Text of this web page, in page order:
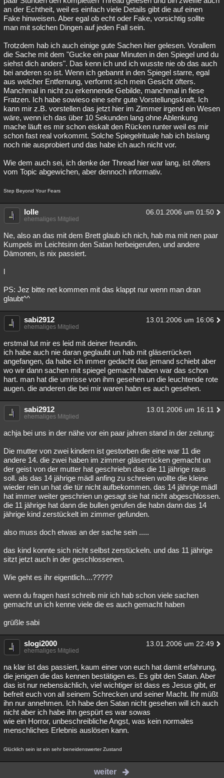
an der Echtheit, weil es einfach viele Details gibt die auf einen
Fake hinweisen. Aber egal ob echt oder Fake, vorsichtig sollte
man mit solchen Dingen auf jeden Fall sein.
Trotzdem hab ich auch einige gute Sachen hier gelesen. Vorallem
die Sache mit dem "Gucke ein paar Minuten in den Spiegel und du
siehst dich anders". Das kenn ich und ich wusste nie ob das auch
bei anderen so ist. Wenn ich gebannt in den Spiegel starre, egal
aus welcher Entfernung, verformt sich mein Gesicht öfters.
Manchmal in nicht zu erkennende Gebilde, manchmal in fiese
Fratzen. Ich habe sowieso eine sehr gute Vorstellungskraft. Ich
kann mir z.B. vorstellen das jetzt hier im Zimmer irgend ein Wesen
wäre, wenn ich das über 10 Sekunden lang ohne Ablenkung
mache läuft es mir schon eiskalt den Rücken runter weil es mir
schon fast real vorkommt. Solche Spiegelrituale hab ich bislang
noch nie ausprobiert und das habe ich auch nicht vor.
Wie dem auch sei, ich denke der Thread hier war lang, ist öfters
vom Topic abgewichen, aber dennoch informativ.
Step Beyond Your Fears
lolle 06.01.2006 um 01:50
ehemaliges Mitglied
Ne, also an das mit dem Brett glaub ich nich, hab ma mit nen paar
Kumpels im Leichtsinn den Satan herbeigerufen, und andere
Dämonen, is nix passiert.
l
PS: Jez bitte net kommen mit das klappt nur wenn man dran
glaubt^^
sabi2912 13.01.2006 um 16:06
ehemaliges Mitglied
erstmal tut mir es leid mit deiner freundin.
ich habe auch nie daran geglaubt un hab mit gläserrücken
angefangen, da habe ich immer gedacht das jemand schiebt aber
wo wir dann sachen mit spiegel gemacht haben war das schon
hart. man hat die umrisse von ihm gesehen un die leuchtende rote
augen. die anderen die bei mir waren habn es auch gesehen.
sabi2912 13.01.2006 um 16:11
ehemaliges Mitglied
achja bei uns in der nähe vor ein paar jahren stand in der zeitung:
Die mutter von zwei kindern ist gestorben die eine war 11 die
andere 14. die zwei haben im zimmer gläserrücken gemacht un
der geist von der mutter hat geschriebn das die 11 jährige raus
soll. als das 14 jährige mädl anfing zu schreien wollte die kleine
wieder rein un hat die tür nicht aufbekommen. das 14 jährige mädl
hat immer weiter geschrien un gesagt sie hat nicht abgeschlossen.
die 11 jährige hat dann die bullen gerufen die habn dann das 14
jährige kind zerstückelt im zimmer gefunden.
also muss doch etwas an der sache sein .....
das kind konnte sich nicht selbst zerstückeln. und das 11 jährige
sitzt jetzt auch in der geschlossenen.
Wie geht es ihr eigentlich....?????
wenn du fragen hast schreib mir ich hab schon viele sachen
gemacht un ich kenne viele die es auch gemacht haben
grüßle sabi
slogi2000 13.01.2006 um 22:49
ehemaliges Mitglied
na klar ist das passiert, kaum einer von euch hat damit erfahrung,
die jenigen die das kennen bestätigen es. Es gibt den Satan. Aber
das ist nur nebensächlich, viel wichtiger ist dass es Jesus gibt, er
befreit euch von all seinem Schrecken und seiner Macht. Ihr müßt
ihn nur annehmen. Ich habe den Satan nicht gesehen will ich auch
nicht aber ich habe ihn gespürt es war sowas
wie ein Horror, unbeschreibliche Angst, was kein normales
menschliches Erlebnis auslösen kann.
Glücklich sein ist ein sehr beneidenswerter Zustand
weiter